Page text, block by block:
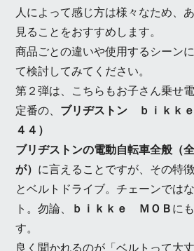
人によって感じ方は様々なため、
見ることをおすすめします。
商品ごとの違いや使用するシーン
て検討してみてください。
第２弾は、こちらもお子さん乗せ
定番の、 ブリヂストン ｂｉｋｋ
４４）
ブリヂストンの電動自転車全般（
が） に言えることですが、その特
とベルトドライブ。チェーンでは
ト。勿論、
ｂｉｋｋｅ ＭＯＢ に
す。
良く聞かれるのが「ベルトって大丈